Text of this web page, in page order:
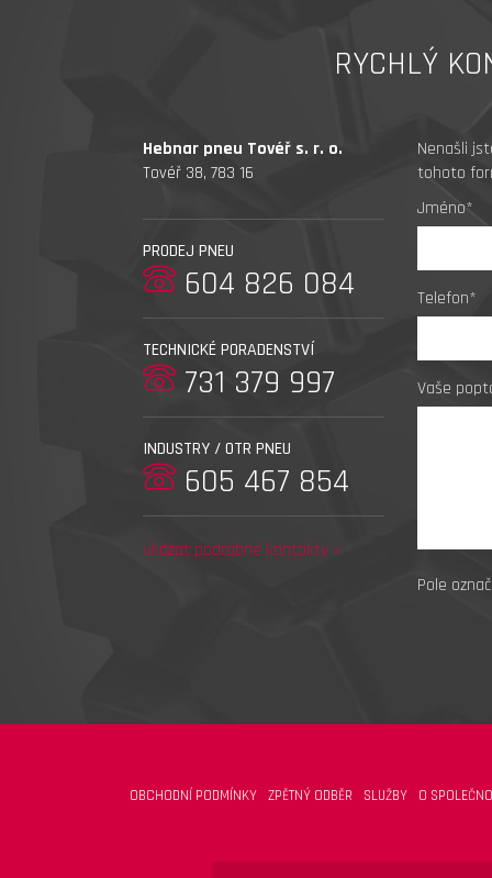
RYCHLÝ
Hebnar pneu Tovéř s. r. o.
Tovéř 38, 783 16
PRODEJ PNEU
604 826 084
TECHNICKÉ PORADENSTVÍ
731 379 997
INDUSTRY / OTR PNEU
605 467 854
ukázat podrobné kontakty »
Nenašli
tohoto
Jméno*
Telefon*
Vaše
Pole
OBCHODNÍ PODMÍNKY ZPĚTNÝ ODBĚR SLUŽBY O